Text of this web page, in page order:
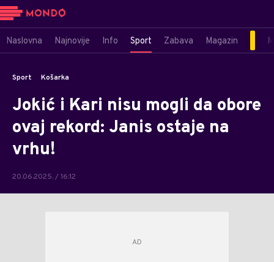
Naslovna Najnovije Info Sport Zabava Magazin
Sport Košarka
Jokić i Kari nisu mogli da obore
ovaj rekord: Janis ostaje na
vrhu!
20.06.2025. / 16:12